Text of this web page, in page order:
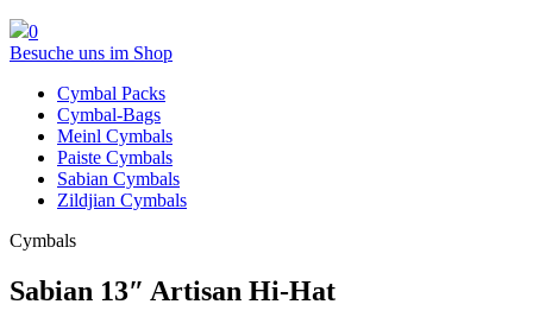
0
Besuche uns im Shop
Cymbal Packs
Cymbal-Bags
Meinl Cymbals
Paiste Cymbals
Sabian Cymbals
Zildjian Cymbals
Cymbals
Sabian 13″ Artisan Hi-Hat